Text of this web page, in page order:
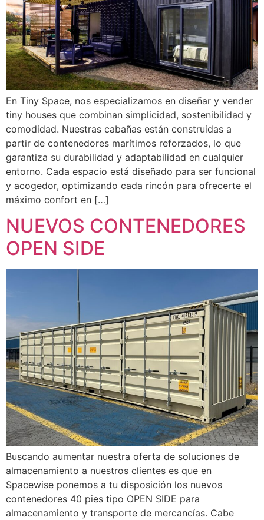
En Tiny Space, nos especializamos en diseñar y vender
tiny houses que combinan simplicidad, sostenibilidad y
comodidad. Nuestras cabañas están construidas a
partir de contenedores marítimos reforzados, lo que
garantiza su durabilidad y adaptabilidad en cualquier
entorno. Cada espacio está diseñado para ser funcional
y acogedor, optimizando cada rincón para ofrecerte el
máximo confort en […]
NUEVOS CONTENEDORES
OPEN SIDE
Buscando aumentar nuestra oferta de soluciones de
almacenamiento a nuestros clientes es que en
Spacewise ponemos a tu disposición los nuevos
contenedores 40 pies tipo OPEN SIDE para
almacenamiento y transporte de mercancías. Cabe